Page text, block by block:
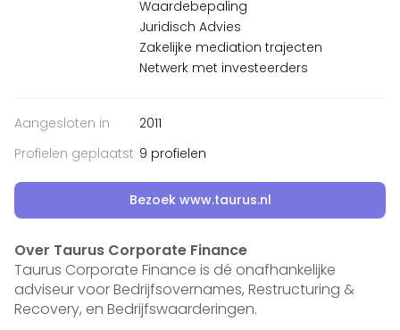
Waardebepaling
Juridisch Advies
Zakelijke mediation trajecten
Netwerk met investeerders
Aangesloten in
2011
Profielen geplaatst 9 profielen
Bezoek www.taurus.nl
Over Taurus Corporate Finance
Taurus Corporate Finance is dé onafhankelijke
adviseur voor Bedrijfsovernames, Restructuring &
Recovery, en Bedrijfswaarderingen.